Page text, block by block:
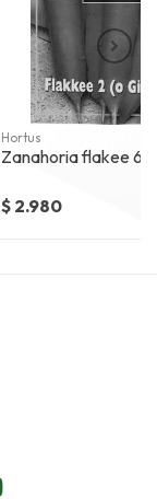
Hortus
$ 2.980